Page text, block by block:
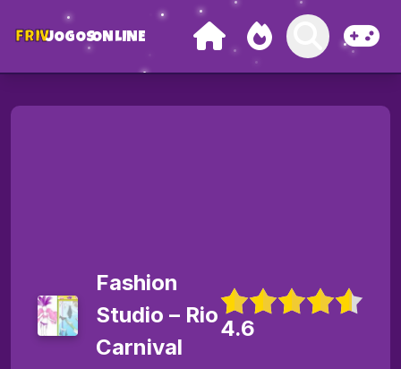
FRIVJOGOSONLINE
Fashion
Studio – Rio
Carnival
4.6